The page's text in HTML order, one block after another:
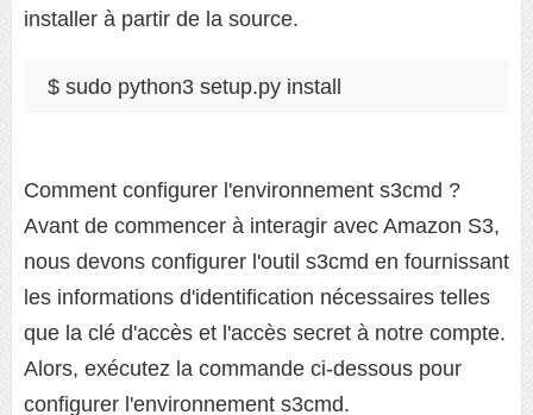
installer à partir de la source.
$ sudo python3 setup.py install
Comment configurer l'environnement s3cmd ?
Avant de commencer à interagir avec Amazon S3,
nous devons configurer l'outil s3cmd en fournissant
les informations d'identification nécessaires telles
que la clé d'accès et l'accès secret à notre compte.
Alors, exécutez la commande ci-dessous pour
configurer l'environnement s3cmd.